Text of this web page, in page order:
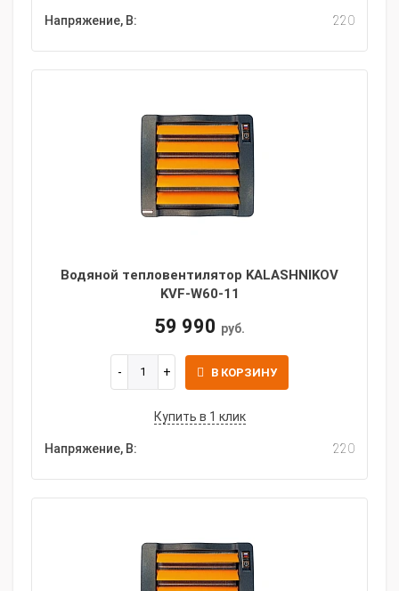
Напряжение, В: 220
Водяной тепловентилятор KALASHNIKOV
KVF-W60-11
59 990 руб.
В КОРЗИНУ
Купить в 1 клик
Напряжение, В: 220